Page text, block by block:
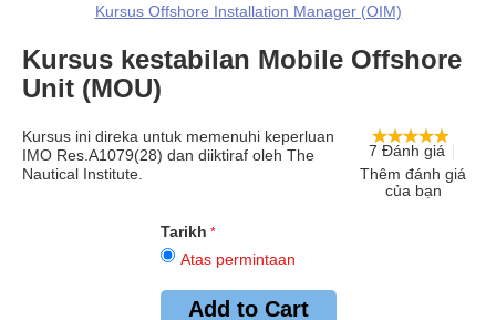
Kursus Offshore Installation Manager (OIM)
Kursus kestabilan Mobile Offshore
Unit (MOU)
7 Đánh giá
Thêm đánh giá
của bạn
Kursus ini direka untuk memenuhi keperluan
IMO Res.A1079(28) dan diiktiraf oleh The
Nautical Institute.
Tarikh
Atas permintaan
Add to Cart